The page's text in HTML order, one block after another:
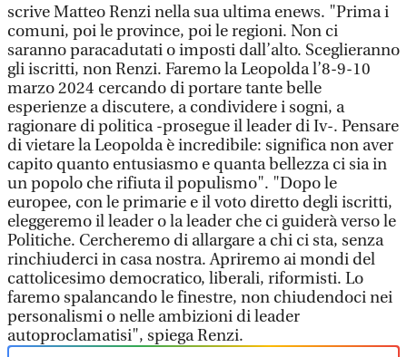
scrive Matteo Renzi nella sua ultima enews. "Prima i
comuni, poi le province, poi le regioni. Non ci
saranno paracadutati o imposti dall’alto. Sceglieranno
gli iscritti, non Renzi. Faremo la Leopolda l’8-9-10
marzo 2024 cercando di portare tante belle
esperienze a discutere, a condividere i sogni, a
ragionare di politica -prosegue il leader di Iv-. Pensare
di vietare la Leopolda è incredibile: significa non aver
capito quanto entusiasmo e quanta bellezza ci sia in
un popolo che rifiuta il populismo". "Dopo le
europee, con le primarie e il voto diretto degli iscritti,
eleggeremo il leader o la leader che ci guiderà verso le
Politiche. Cercheremo di allargare a chi ci sta, senza
rinchiuderci in casa nostra. Apriremo ai mondi del
cattolicesimo democratico, liberali, riformisti. Lo
faremo spalancando le finestre, non chiudendoci nei
personalismi o nelle ambizioni di leader
autoproclamatisi", spiega Renzi.